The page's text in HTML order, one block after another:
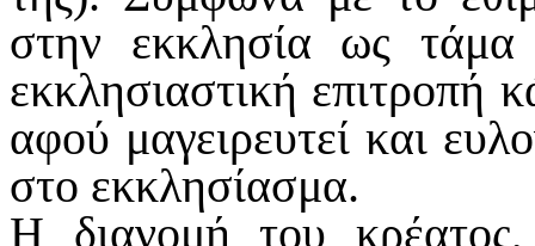
στην εκκλησία ως τάμα
εκκλησιαστική επιτροπή
αφού μαγειρευτεί και
στο εκκλησίασμα.
Η διανομή του